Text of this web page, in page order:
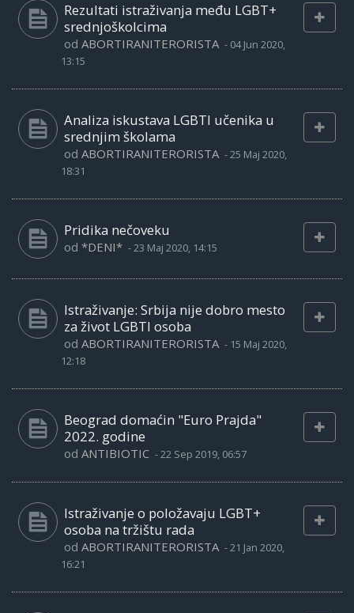
Rezultati istraživanja među LGBT+
srednjoškolcima
od ABORTIRANITERORISTA - 04 Jun 2020,
13:15
Analiza iskustava LGBTI učenika u
srednjim školama
od ABORTIRANITERORISTA -25 Maj 2020,
18:31
Pridika nečoveku
od *DENI* -23 Maj 2020, 14:15
Istraživanje: Srbija nije dobro mesto
za život LGBTI osoba
od ABORTIRANITERORISTA - 15 Maj 2020,
12:18
Beograd domaćin "Euro Prajda"
2022. godine
od ANTIBIOTIC -22 Sep 2019, 06:57
Istraživanje o položavaju LGBT+
osoba na tržištu rada
od ABORTIRANITERORISTA -21 Jan 2020,
16:21